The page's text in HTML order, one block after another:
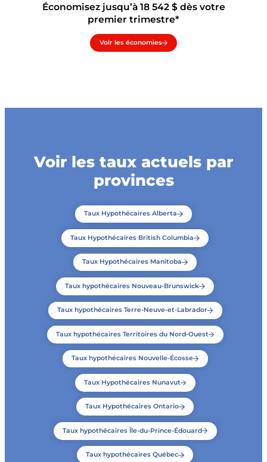
Économisez jusqu’à 18 542 $ dès votre
premier trimestre*
Voir les économies
Voir les taux actuels par
provinces
Taux Hypothécaires Alberta
Taux Hypothécaires British Columbia
Taux Hypothécaires Manitoba
Taux hypothécaires Nouveau-Brunswick
Taux hypothécaires Terre-Neuve-et-Labrador
Taux hypothécaires Territoires du Nord-Ouest
Taux hypothécaires Nouvelle-Écosse
Taux Hypothécaires Nunavut
Taux Hypothécaires Ontario
Taux hypothécaires Île-du-Prince-Édouard
Taux hypothécaires Québec